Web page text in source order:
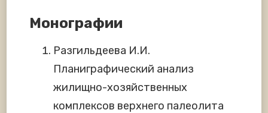
Монографии
Разгильдеева И.И.
Планиграфический анализ
жилищно-хозяйственных
комплексов верхнего палеолита